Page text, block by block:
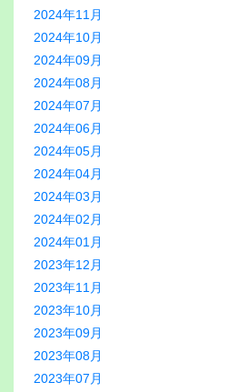
2024年11月
2024年10月
2024年09月
2024年08月
2024年07月
2024年06月
2024年05月
2024年04月
2024年03月
2024年02月
2024年01月
2023年12月
2023年11月
2023年10月
2023年09月
2023年08月
2023年07月